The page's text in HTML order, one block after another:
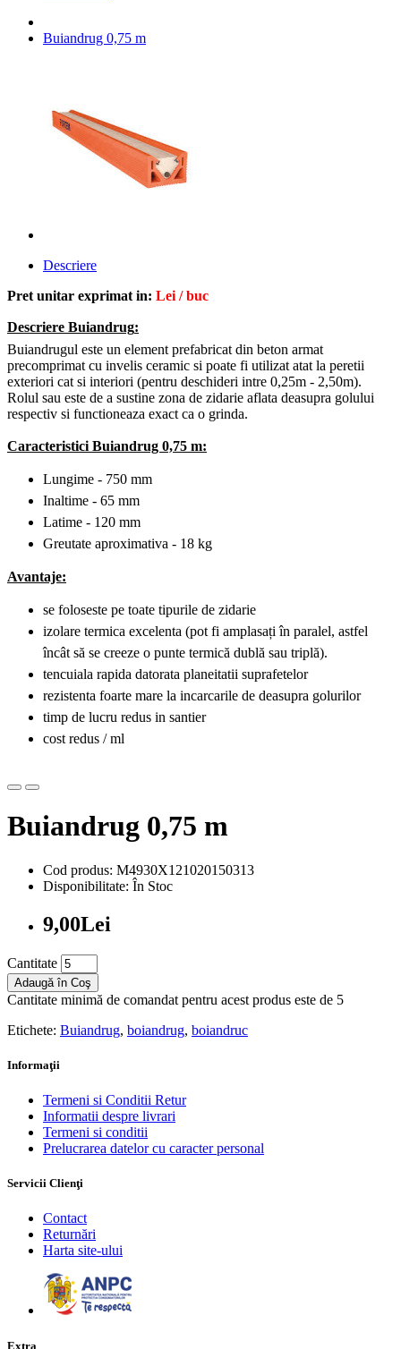
Buiandrug 0,75 m
Descriere
Pret unitar exprimat in: Lei / buc
Descriere Buiandrug:
Buiandrugul este un element prefabricat din beton armat
precomprimat cu invelis ceramic si poate fi utilizat atat la peretii
exteriori cat si interiori (pentru deschideri intre 0,25m - 2,50m).
Rolul sau este de a sustine zona de zidarie aflata deasupra golului
respectiv si functioneaza exact ca o grinda.
Caracteristici Buiandrug 0,75 m:
Lungime - 750 mm
Inaltime - 65 mm
Latime - 120 mm
Greutate aproximativa - 18 kg
Avantaje:
se foloseste pe toate tipurile de zidarie
izolare termica excelenta (pot fi amplasați în paralel, astfel
încât să se creeze o punte termică dublă sau triplă).
tencuiala rapida datorata planeitatii suprafetelor
rezistenta foarte mare la incarcarile de deasupra golurilor
timp de lucru redus in santier
cost redus / ml
Buiandrug 0,75 m
Cod produs: M4930X121020150313
Disponibilitate: În Stoc
9,00Lei
Cantitate
Adaugă în Coş
Cantitate minimă de comandat pentru acest produs este de 5
Etichete: Buiandrug, boiandrug, boiandruc
Informaţii
Termeni si Conditii Retur
Informatii despre livrari
Termeni si conditii
Prelucrarea datelor cu caracter personal
Servicii Clienţi
Contact
Returnări
Harta site-ului
Extra